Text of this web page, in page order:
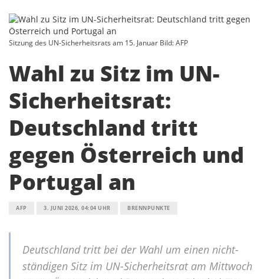
Sitzung des UN-Sicherheitsrats am 15. Januar Bild: AFP
Wahl zu Sitz im UN-
Sicherheitsrat:
Deutschland tritt
gegen Österreich und
Portugal an
AFP 3. JUNI 2026, 04:04 UHR BRENNPUNKTE
Deutschland tritt bei der Wahl um einen nicht-
ständigen Sitz im UN-Sicherheitsrat am Mittwoch